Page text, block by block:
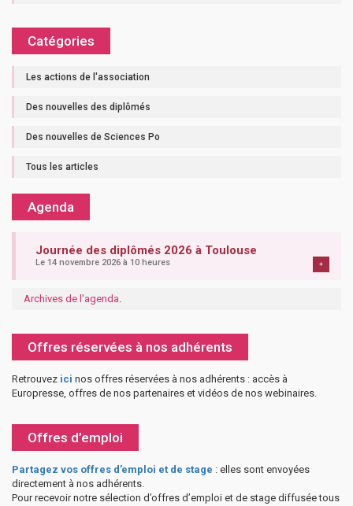
Catégories
Les actions de l'association
Des nouvelles des diplômés
Des nouvelles de Sciences Po
Tous les articles
Agenda
Journée des diplômés 2026 à Toulouse
Le 14 novembre 2026 à 10 heures +
Archives de l'agenda.
Offres réservées à nos adhérents
Retrouvez ici nos offres réservées à nos adhérents : accès à
Europresse, offres de nos partenaires et vidéos de nos webinaires.
Offres d’emploi
Partagez vos offres d’emploi et de stage : elles sont envoyées
directement à nos adhérents.
Pour recevoir notre sélection d’offres d’emploi et de stage diffusée tous